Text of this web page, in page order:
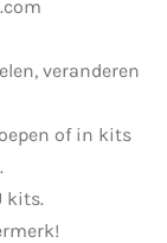
veranderen
of in kits
kits.